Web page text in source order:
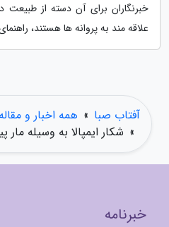
خبرنگاران برای آن دسته از طبیعت
علاقه مند به پروانه ها هستند،
آفتاب صبا » همه اخبار و
» شکار ایمپالا به وسیله مار
خبرنامه